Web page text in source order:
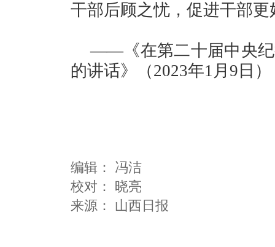
干部后顾之忧，促进干部
——《在第二十届中央纪
的讲话》（2023年1月9日）
编辑： 冯洁
校对： 晓亮